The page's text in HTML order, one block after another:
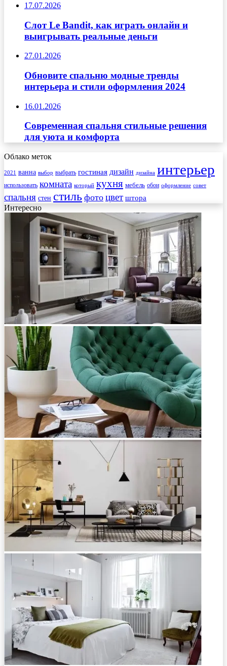
17.07.2026
Слот Le Bandit, как играть онлайн и
выигрывать реальные деньги
27.01.2026
Обновите спальню модные тренды
интерьера и стили оформления 2024
16.01.2026
Современная спальня стильные решения
для уюта и комфорта
Облако меток
2021 ванна выбор выбрать гостиная дизайн дизайна интерьер
использовать комната который кухня мебель обои оформление совет
спальня стен стиль фото цвет штора
Интересно